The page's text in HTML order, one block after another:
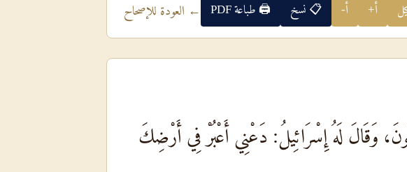
أ+ أ- 📋 نسخ 🖨 طباعة PDF ← العودة للإصحاح
وَقَالَ لَهُ إِسْرَائِيلُ: دَعْنِي أَعْبُرْ فِي أَرْضِكَ